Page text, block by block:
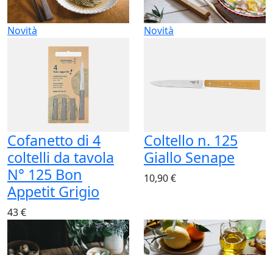
Novità
Cofanetto di 4
coltelli da tavola
N° 125 Bon
Appetit Grigio
43 €
Novità
Coltello n. 125
Giallo Senape
10,90 €